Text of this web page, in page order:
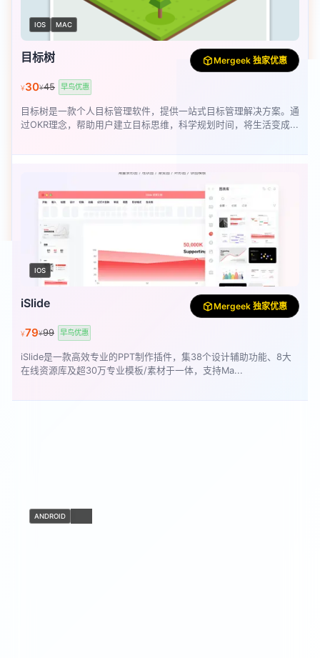
IOS MAC
目标树 Mergeek 独家优惠
¥30¥45 早鸟优惠
目标树是一款个人目标管理软件，提供一站式目标管理解决方案。通
过OKR理念，帮助用户建立目标思维，科学规划时间，将生活变成...
IOS
iSlide Mergeek 独家优惠
¥79¥99 早鸟优惠
iSlide是一款高效专业的PPT制作插件，集38个设计辅助功能、8大
在线资源库及超30万专业模板/素材于一体，支持Ma...
ANDROID